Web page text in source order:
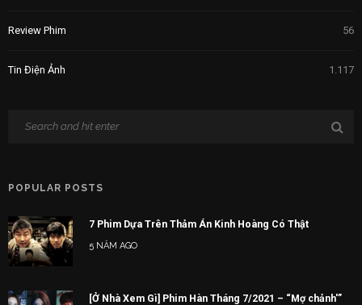
Review Phim 56
Tin Điện Ảnh 1.117
POPULAR POSTS
7 Phim Dựa Trên Thảm Án Kinh Hoàng Có Thật
5 NĂM AGO
[Ở Nhà Xem Gì] Phim Hàn Tháng 7/2021 – “Mợ chảnh'”